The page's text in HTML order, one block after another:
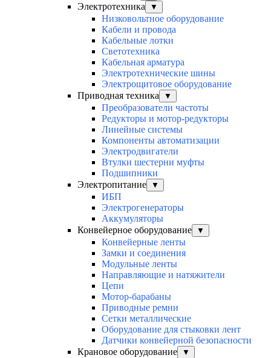
Электротехника ▼
Низковольтное оборудование
Кабели и провода
Кабельные лотки
Светотехника
Кабельная арматура
Электротехнические шины
Электрощитовое оборудование
Приводная техника
▼
Преобразователи частоты
Редукторы и мотор-редукторы
Линейные системы
Компоненты автоматизации
Электродвигатели
Втулки шестерни муфты
Подшипники
Электропитание
▼
ИБП
Электрогенераторы
Аккумуляторы
Конвейерное оборудование
▼
Конвейерные ленты
Замки и соединения
Модульные ленты
Направляющие и натяжители
Цепи
Мотор-барабаны
Приводные ремни
Сетки металлические
Оборудование для стыковки лент
Датчики конвейерной безопасности
Крановое оборудование
▼